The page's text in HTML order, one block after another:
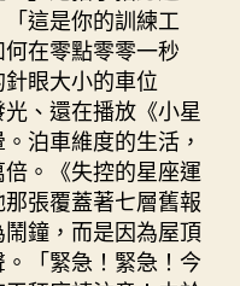
這是你的訓練工
在零點零零一秒
眼大小的車位
、還在播放《小星
泊車維度的生活，
。《失控的星座運
張覆蓋著七層舊報
鐘，而是因為屋頂
「緊急！緊急！今